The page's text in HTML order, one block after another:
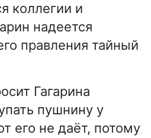
коллегии и
надеется
правления тайный
Гагарина
пушнину у
его не даёт, потому